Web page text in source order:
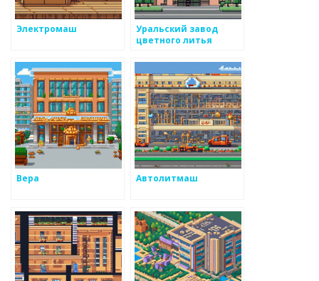
Электромаш
Уральский завод
цветного литья
Вера Автолитмаш